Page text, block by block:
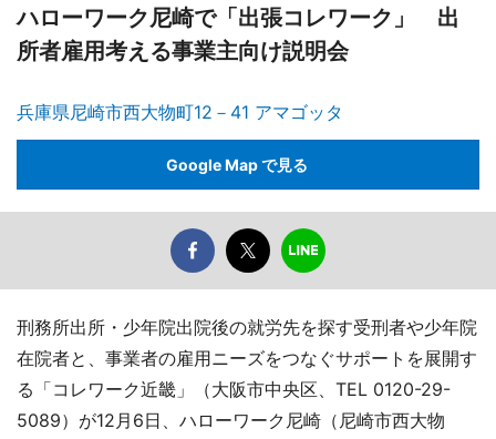
ハローワーク尼崎で「出張コレワーク」 出
所者雇用考える事業主向け説明会
兵庫県尼崎市西大物町12－41 アマゴッタ
Google Map で見る
刑務所出所・少年院出院後の就労先を探す受刑者や少年院
在院者と、事業者の雇用ニーズをつなぐサポートを展開す
る「コレワーク近畿」（大阪市中央区、TEL 0120-29-
5089）が12月6日、ハローワーク尼崎（尼崎市西大物